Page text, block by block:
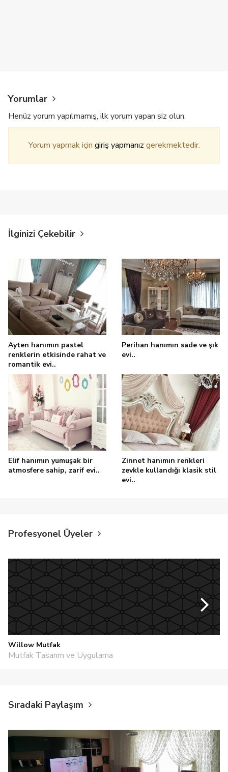
Yorumlar
Henüz yorum yapılmamış, ilk yorum yapan siz olun.
Yorum yapmak için giriş yapmanız gerekmektedir.
İlginizi Çekebilir
Ayten hanımın pastel
renklerin etkisinde rahat ve
romantik evi..
Perihan hanımın sade ve şık
evi..
Elif hanımın yumuşak bir
atmosfere sahip, zarif evi..
Zinnet hanımın renkleri
zevkle kullandığı klasik stil
evi..
Profesyonel Üyeler
Willow Mutfak
Mutfak Tasarım ve Uygulama
Sıradaki Paylaşım